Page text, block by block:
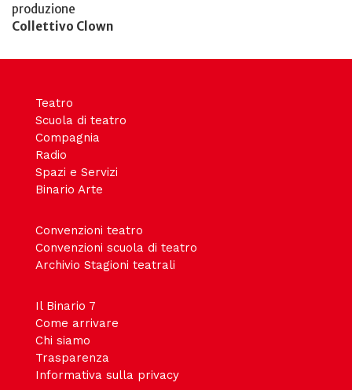
produzione
Collettivo Clown
Teatro
Scuola di teatro
Compagnia
Radio
Spazi e Servizi
Binario Arte
Convenzioni teatro
Convenzioni scuola di teatro
Archivio Stagioni teatrali
Il Binario 7
Come arrivare
Chi siamo
Trasparenza
Informativa sulla privacy